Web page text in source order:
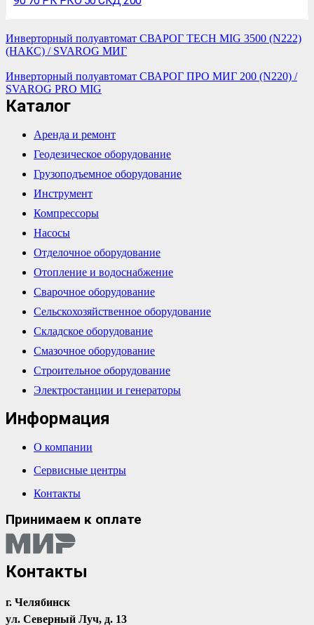
Инверторный полуавтомат СВАРОГ TECH MIG 3500 (N222)
(НАКС) / SVAROG МИГ
Инверторный полуавтомат СВАРОГ ПРО МИГ 200 (N220) /
SVAROG PRO MIG
Каталог
Аренда и ремонт
Геодезическое оборудование
Грузоподъемное оборудование
Инструмент
Компрессоры
Насосы
Отделочное оборудование
Отопление и водоснабжение
Сварочное оборудование
Сельскохозяйственное оборудование
Складское оборудование
Смазочное оборудование
Строительное оборудование
Электростанции и генераторы
Информация
О компании
Сервисные центры
Контакты
Принимаем к оплате
Контакты
г. Челябинск
ул. Северный Луч, д. 13